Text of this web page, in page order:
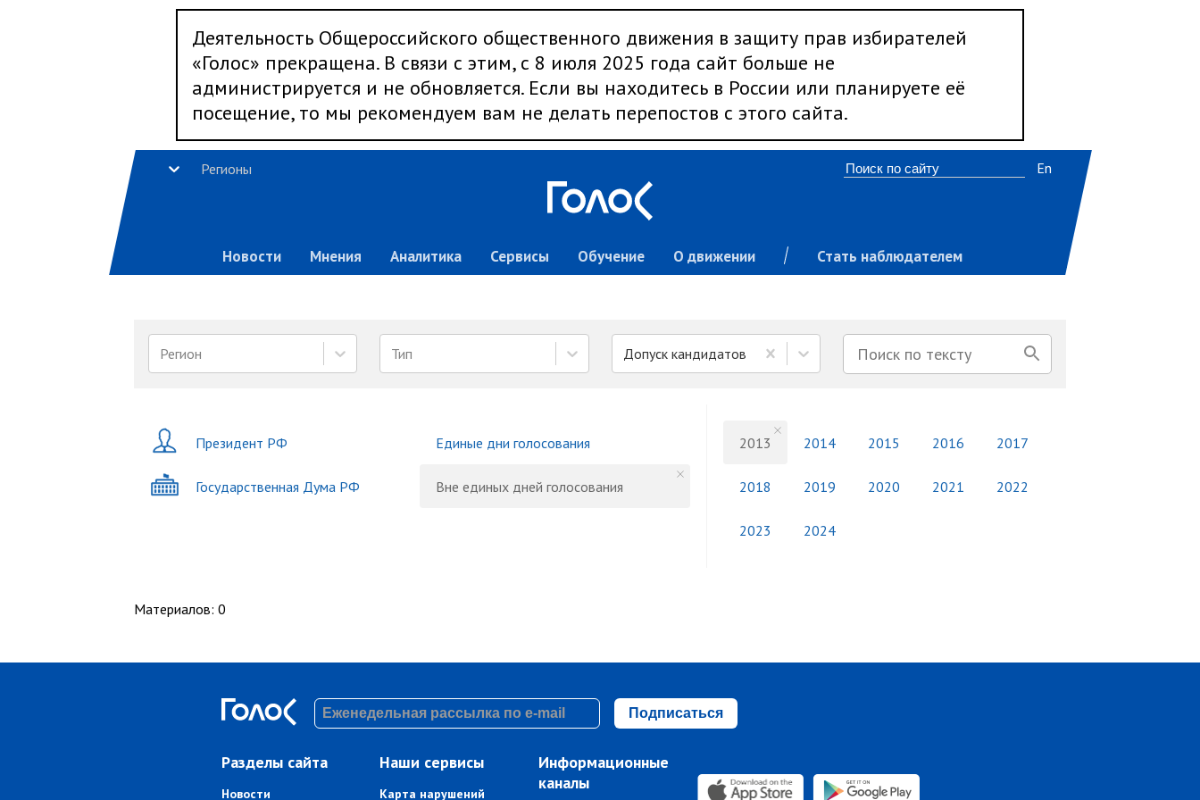
Деятельность Общероссийского общественного движения в защиту прав избирателей
«Голос» прекращена. В связи с этим, с 8 июля 2025 года сайт больше не
администрируется и не обновляется. Если вы находитесь в России или планируете её
посещение, то мы рекомендуем вам не делать перепостов с этого сайта.
Регионы
Новости Мнения Аналитика Сервисы Обучение О движении Стать наблюдателем
En
Регион Тип Допуск кандидатов
Президент РФ
Государственная Дума РФ
Единые дни голосования
Вне единых дней голосования
2013 2014 2015 2016 2017
2018 2019 2020 2021 2022
2023 2024
Материалов: 0
Подписаться
Разделы сайта
Новости
Наши сервисы
Карта нарушений
Информационные
каналы